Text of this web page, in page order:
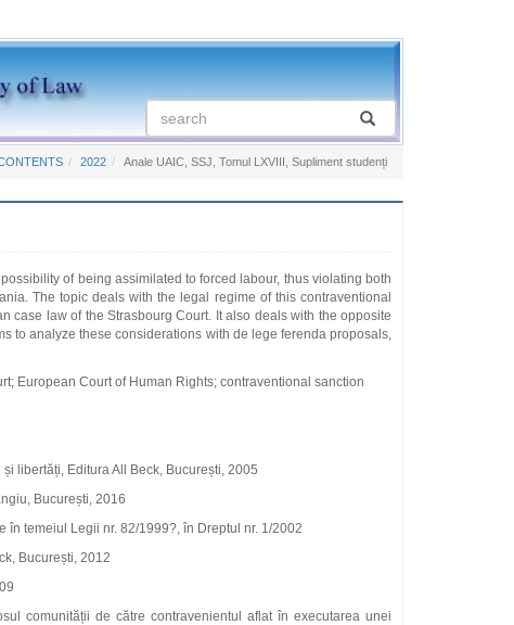
2022 Anale UAIC, SSJ, Tomul LXVIII, Supliment studenți
of being assimilated to forced labour, thus violating both
The topic deals with the legal regime of this contraventional
case law of the Strasbourg Court. It also deals with the opposite
to analyze these considerations with de lege ferenda proposals,
European Court of Human Rights; contraventional sanction
libertăți, Editura All Beck, București, 2005
București, 2016
în temeiul Legii nr. 82/1999?, în Dreptul nr. 1/2002
București, 2012
comunității de către contravenientul aflat în executarea unei